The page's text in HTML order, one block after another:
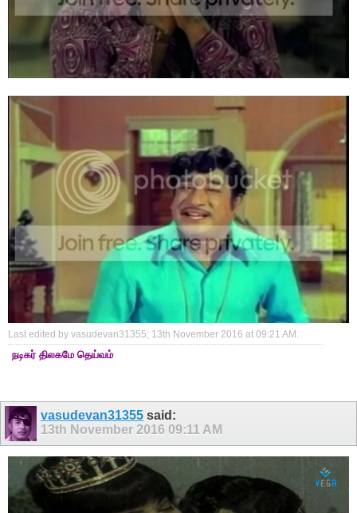
Last edited by vasudevan31355; 13th November 2016 at 09:21 AM .
நடிகர் திலகமே தெய்வம்
vasudevan31355 said:
13th November 2016 09:11 AM